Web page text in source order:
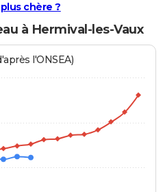
chère ?
à Hermival-les-Vaux
l'ONSEA)